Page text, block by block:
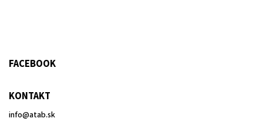
FACEBOOK
KONTAKT
info@atab.sk